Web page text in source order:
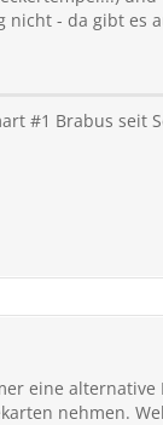
- da gibt es
#1 Brabus seit
eine
nehmen.